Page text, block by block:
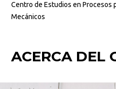
Centro de Estudios en Procesos
Mecánicos
ACERCA DEL